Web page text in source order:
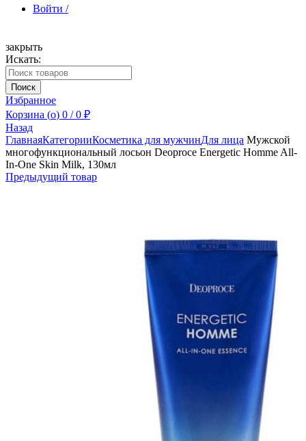
Войти /
Зарегистрироваться
закрыть
Искать:
Поиск
Избранное
Корзина (o) 0 / 0 ₽
Назад
ГлавнаяКатегорииКосметика для мужчинДля лица Мужской
многофункциональный лосьон Deoproce Energetic Homme All-
In-One Skin Milk, 130мл
Предыдущий товар